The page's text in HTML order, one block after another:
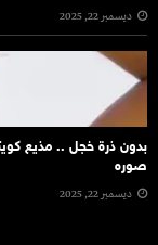
ديسمبر 22, 2025
بدون ذرة خجل .. مذيع
صوره
ديسمبر 22, 2025